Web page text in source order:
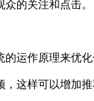
的关注和点击。
运作原理来优化
这样可以增加